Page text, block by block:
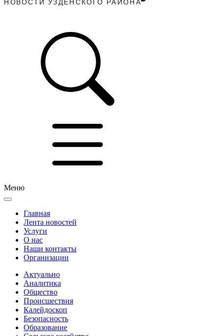
Меню
Главная
Лента новостей
Услуги
О нас
Наши контакты
Организации
Актуально
Аналитика
Общество
Происшествия
Калейдоскоп
Безопасность
Образование